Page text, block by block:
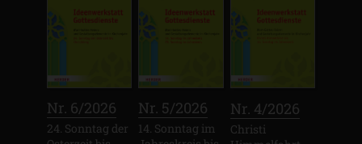
Nr. 6/2026
24. Sonntag der
Nr. 5/2026
14. Sonntag im
Nr. 4/2026
Christi